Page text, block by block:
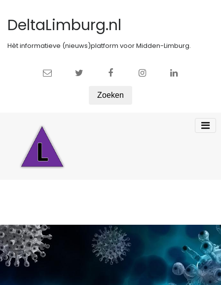
DeltaLimburg.nl
Hèt informatieve (nieuws)platform voor Midden-Limburg.
Zoeken